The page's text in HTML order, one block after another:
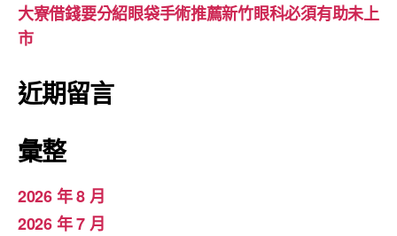
大寮借錢要分紹眼袋手術推薦新竹眼科必須有助未上
市
近期留言
彙整
2026 年 8 月
2026 年 7 月